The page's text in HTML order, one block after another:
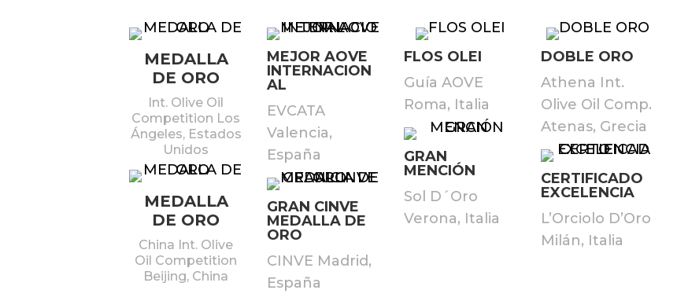
MEDALLA
DE ORO
Int. Olive Oil
Competition Los
Ángeles, Estados
Unidos
MEDALLA
DE ORO
China Int. Olive
Oil Competition
Beijing, China
MEJOR AOVE
INTERNACION
AL
EVCATA
Valencia,
España
GRAN CINVE
MEDALLA DE
ORO
CINVE Madrid,
España
FLOS OLEI
Guía AOVE
Roma, Italia
GRAN
MENCIÓN
Sol D´Oro
Verona, Italia
DOBLE ORO
Athena Int.
Olive Oil Comp.
Atenas, Grecia
CERTIFICADO
EXCELENCIA
L’Orciolo D’Oro
Milán, Italia